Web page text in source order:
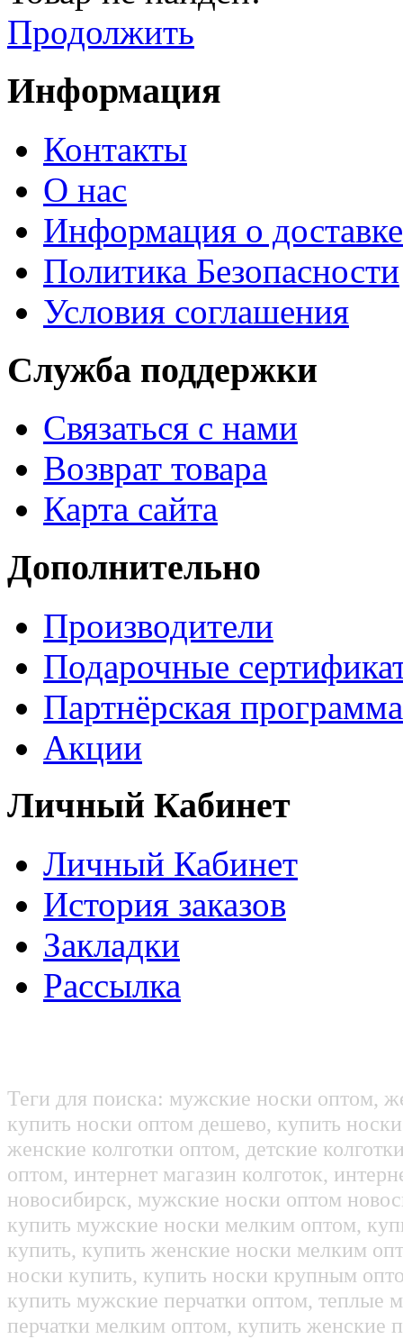
Продолжить
Информация
Контакты
О нас
Информация о доставке
Политика Безопасности
Условия соглашения
Служба поддержки
Связаться с нами
Возврат товара
Карта сайта
Дополнительно
Производители
Подарочные
Партнёрская программа
Акции
Личный Кабинет
Личный Кабинет
История заказов
Закладки
Рассылка
Теги для поиска: мужские носки оптом,
купить носки оптом дешево, купить
женские колготки оптом, детские
оптом, интернет магазин колготок,
новосибирск, мужские носки оптом
купить мужские носки мелким оптом,
купить, купить женские носки мелким
носки купить, купить носки крупным
купить мужские перчатки оптом, теплые
перчатки мелким оптом, купить женские